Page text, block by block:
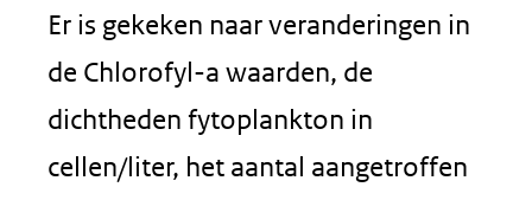
Er is gekeken naar veranderingen in
de Chlorofyl-a waarden, de
dichtheden fytoplankton in
cellen/liter, het aantal aangetroffen